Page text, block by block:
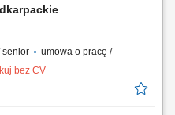
senior
umowa o pracę /
bez CV